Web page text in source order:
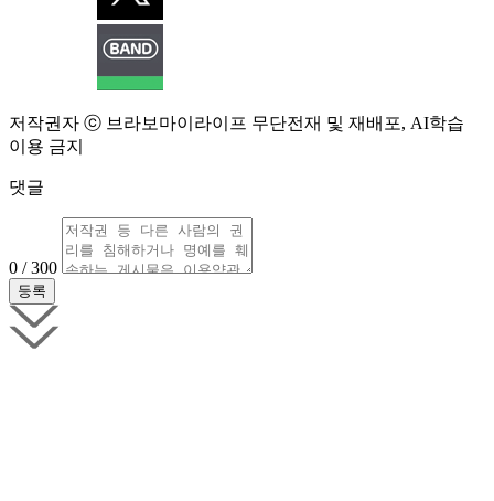
저작권자 ⓒ 브라보마이라이프 무단전재 및 재배포, AI학습
이용 금지
댓글
0 / 300